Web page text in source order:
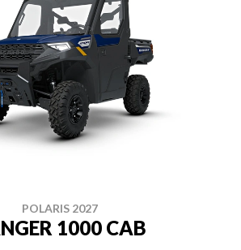
POLARIS 2027
1000 CAB